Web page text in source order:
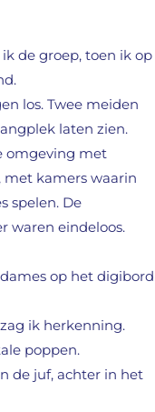
de groep, toen ik op
los. Twee meiden
laten zien.
omgeving met
met kamers waarin
spelen. De
waren eindeloos.
op het digibord
ik herkenning.
poppen.
de juf, achter in het